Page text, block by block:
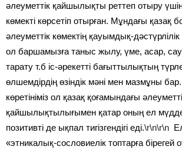
әлеуметтік қайшылықты реттеп отыру
көмекті көрсетіп отырған. Мұндағы қазақ
әлеуметтік көмектің қауымдық-дәстүрлілік
ол баршамызға таныс жылу, үме, асар,
тарату т.б іс-әрекетті бағыттылықтың
өлшемдірдің өзіндік мәні мен мазмұны
көретініміз ол қазақ қоғамындағы
қайшылықтылығымен қатар оның ел
позитивті де ықпал тигізгендігі еді.\r\n\r\n
«этникалық-сословиелік топтарға бірегей